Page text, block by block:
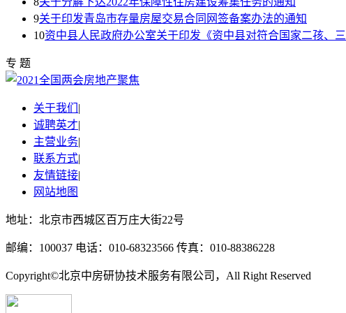
9关于印发青岛市存量房屋交易合同网签备案办法的通知
10资中县人民政府办公室关于印发《资中县对符合国家二孩、
专 题
关于我们 |
诚聘英才|
主营业务|
联系方式|
友情链接|
网站地图
地址：北京市西城区百万庄大街22号
邮编：100037 电话：010-68323566 传真：010-88386228
Copyright©北京中房研协技术服务有限公司，All Right Reserved